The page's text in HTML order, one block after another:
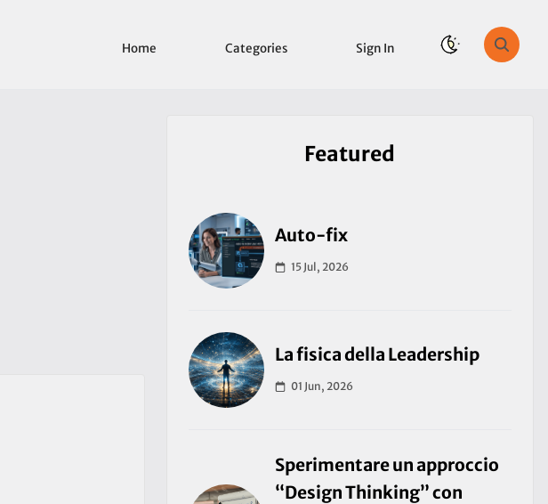
Home Categories Sign In
Featured
Auto-fix
15 Jul, 2026
La fisica della Leadership
01 Jun, 2026
Sperimentare un approccio
“Design Thinking” con